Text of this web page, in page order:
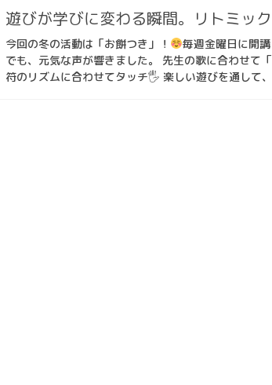
遊びが学びに変わる瞬間。リトミッ
今回の冬の活動は「お餅つき」！
毎週金曜日に開
でも、元気な声が響きました。 先生の歌に合わせて
符のリズムに合わせてタッチ🖐 楽しい遊びを通して